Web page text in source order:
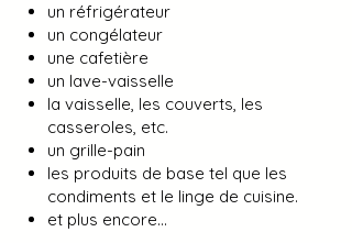
un réfrigérateur
un congélateur
une cafetière
un lave-vaisselle
la vaisselle, les couverts, les
casseroles, etc.
un grille-pain
les produits de base tel que les
condiments et le linge de cuisine.
et plus encore…